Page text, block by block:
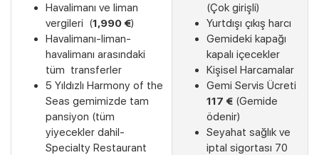
Son Kabinler
Havalimanı ve liman
vergileri (1,990 €)
Havalimanı-liman-
havalimanı arasındaki
tüm transferler
5 Yıldızlı Harmony of the
Seas gemimizde tam
pansiyon (tüm
yiyecekler dahil-
Specialty Restaurant
(Çok girişli)
Yurtdışı çıkış harcı
Gemideki kapağı
kapalı içecekler
Kişisel Harcamalar
Gemi Servis Ücreti
117 € (Gemide
ödenir)
Seyahat sağlık ve
iptal sigortası 70